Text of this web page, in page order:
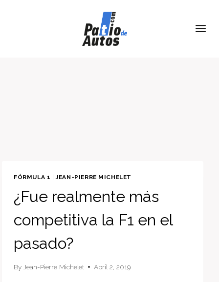
FÓRMULA 1 |JEAN-PIERRE MICHELET
¿Fue realmente más
competitiva la F1 en el
pasado?
By Jean-Pierre Michelet April 2, 2019